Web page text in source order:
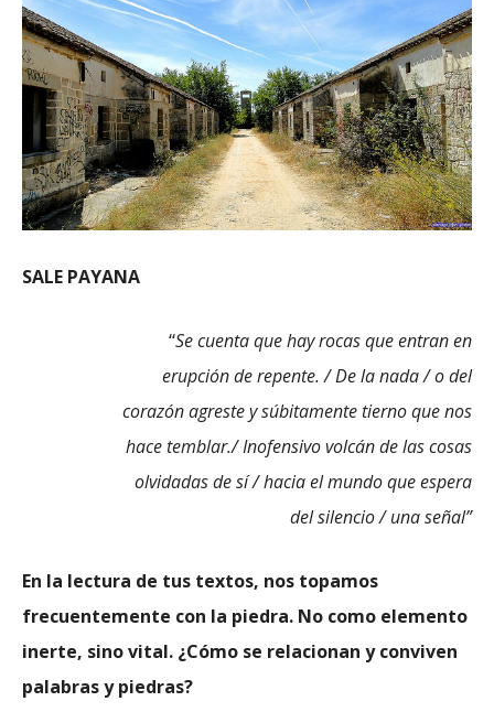
SALE PAYANA
“Se cuenta que hay rocas que entran en
erupción de repente. / De la nada / o del
corazón agreste y súbitamente tierno que nos
hace temblar./ Inofensivo volcán de las cosas
olvidadas de sí / hacia el mundo que espera
del silencio / una señal”
En la lectura de tus textos, nos topamos
frecuentemente con la piedra. No como elemento
inerte, sino vital. ¿Cómo se relacionan y conviven
palabras y piedras?